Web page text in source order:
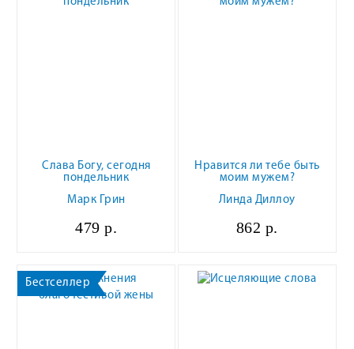
Слава Богу, сегодня
пондельник
Марк Грин
479 р.
Нравится ли тебе быть
моим мужем?
Линда Диллоу
862 р.
Бестселлер